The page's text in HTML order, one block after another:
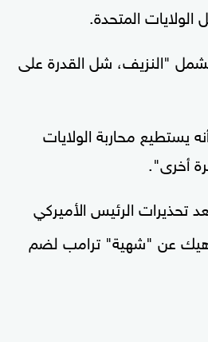
المتحدة.
"النزيف، شل القدرة على
يستطيع محاربة الولايات
أخرى".
تحذيرات الرئيس الأميركي
عن "شهية" ترامب لضم